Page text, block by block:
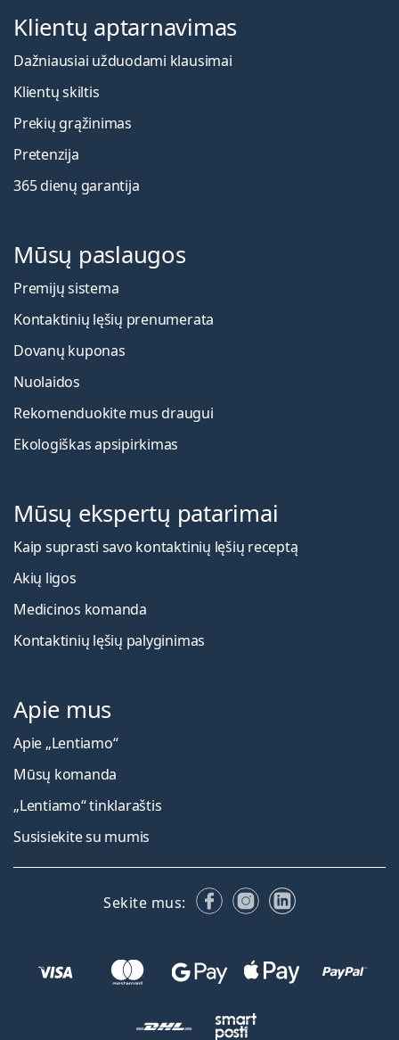
Klientų aptarnavimas
Dažniausiai užduodami klausimai
Klientų skiltis
Prekių grąžinimas
Pretenzija
365 dienų garantija
Mūsų paslaugos
Premijų sistema
Kontaktinių lęšių prenumerata
Dovanų kuponas
Nuolaidos
Rekomenduokite mus draugui
Ekologiškas apsipirkimas
Mūsų ekspertų patarimai
Kaip suprasti savo kontaktinių lęšių receptą
Akių ligos
Medicinos komanda
Kontaktinių lęšių palyginimas
Apie mus
Apie „Lentiamo“
Mūsų komanda
„Lentiamo“ tinklaraštis
Susisiekite su mumis
Sekite mus: FacebookInstagram
LinkedIn